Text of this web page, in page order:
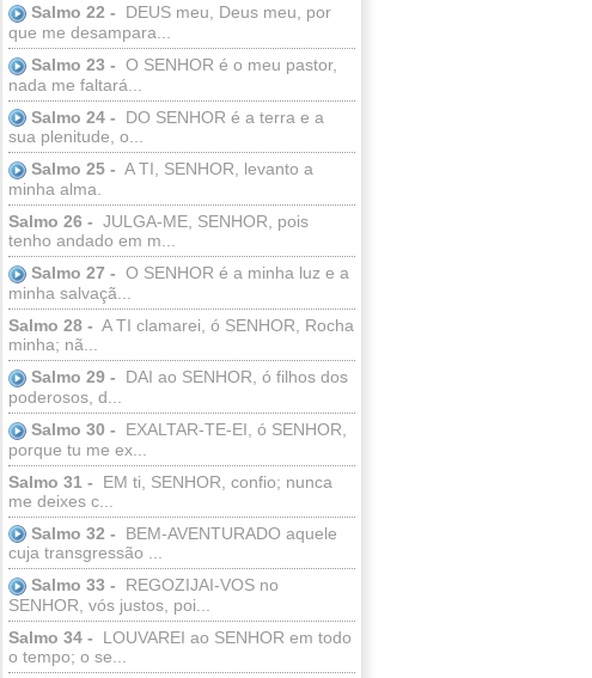
Salmo 22 -
DEUS meu, Deus meu, por
que me desampara...
Salmo 23 - O SENHOR é o meu pastor,
nada me faltará...
Salmo 24 -
DO SENHOR é a terra e a
sua plenitude, o...
Salmo 25 - A TI, SENHOR, levanto a
minha alma.
Salmo 26 - JULGA-ME, SENHOR, pois
tenho andado em m...
Salmo 27 - O SENHOR é a minha luz e a
minha salvaçã...
Salmo 28 - A TI clamarei, ó SENHOR, Rocha
minha; nã...
Salmo 29 -
DAI ao SENHOR, ó filhos dos
poderosos, d...
Salmo 30 -
EXALTAR-TE-EI, ó SENHOR,
porque tu me ex...
Salmo 31 -
EM ti, SENHOR, confio; nunca
me deixes c...
Salmo 32 -
BEM-AVENTURADO aquele
cuja transgressão ...
Salmo 33 -
REGOZIJAI-VOS no
SENHOR, vós justos, poi...
Salmo 34 -
LOUVAREI ao SENHOR em todo
o tempo; o se...